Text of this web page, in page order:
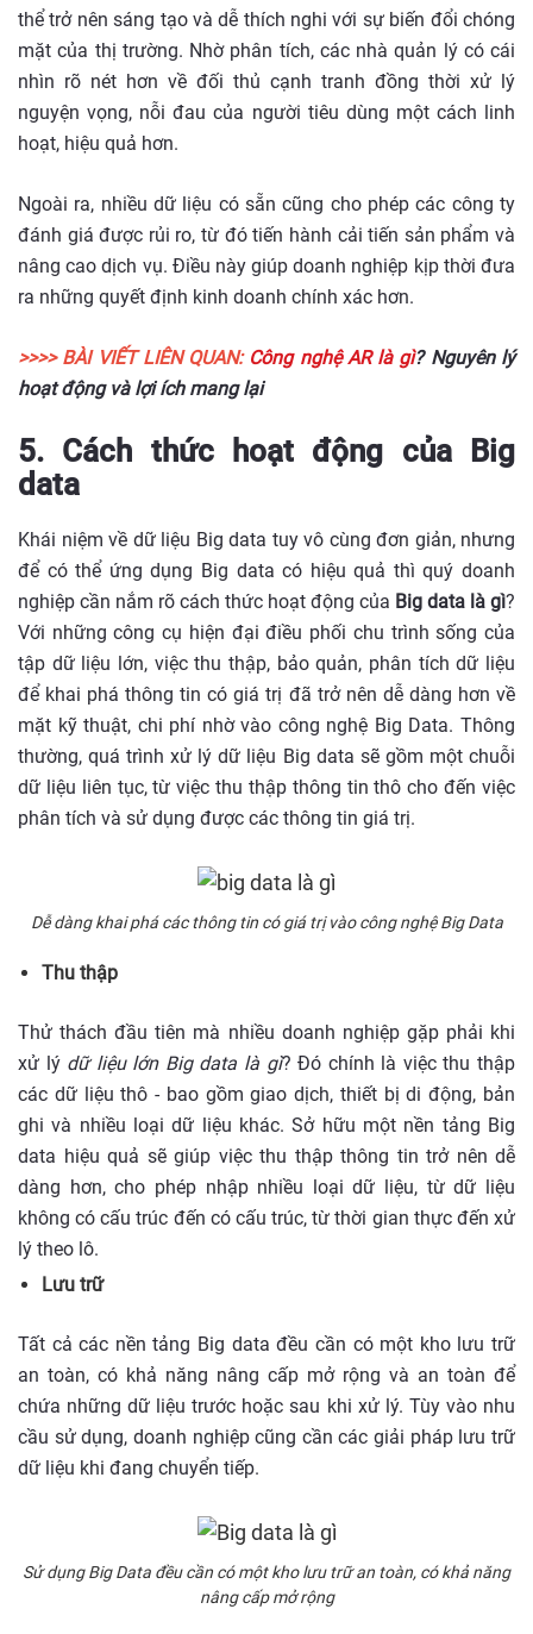
thể trở nên sáng tạo và dễ thích nghi với sự biến đổi chóng
mặt của thị trường. Nhờ phân tích, các nhà quản lý có cái
nhìn rõ nét hơn về đối thủ cạnh tranh đồng thời xử lý
nguyện vọng, nỗi đau của người tiêu dùng một cách linh
hoạt, hiệu quả hơn.
Ngoài ra, nhiều dữ liệu có sẵn cũng cho phép các công ty
đánh giá được rủi ro, từ đó tiến hành cải tiến sản phẩm và
nâng cao dịch vụ. Điều này giúp doanh nghiệp kịp thời đưa
ra những quyết định kinh doanh chính xác hơn.
>>>> BÀI VIẾT LIÊN QUAN: Công nghệ AR là gì? Nguyên lý
hoạt động và lợi ích mang lại
5. Cách thức hoạt động của Big
data
Khái niệm về dữ liệu Big data tuy vô cùng đơn giản, nhưng
để có thể ứng dụng Big data có hiệu quả thì quý doanh
nghiệp cần nắm rõ cách thức hoạt động của Big data là gì?
Với những công cụ hiện đại điều phối chu trình sống của
tập dữ liệu lớn, việc thu thập, bảo quản, phân tích dữ liệu
để khai phá thông tin có giá trị đã trở nên dễ dàng hơn về
mặt kỹ thuật, chi phí nhờ vào công nghệ Big Data. Thông
thường, quá trình xử lý dữ liệu Big data sẽ gồm một chuỗi
dữ liệu liên tục, từ việc thu thập thông tin thô cho đến việc
phân tích và sử dụng được các thông tin giá trị.
Dễ dàng khai phá các thông tin có giá trị vào công nghệ Big Data
Thu thập
Thử thách đầu tiên mà nhiều doanh nghiệp gặp phải khi
xử lý dữ liệu lớn Big data là gì? Đó chính là việc thu thập
các dữ liệu thô - bao gồm giao dịch, thiết bị di động, bản
ghi và nhiều loại dữ liệu khác. Sở hữu một nền tảng Big
data hiệu quả sẽ giúp việc thu thập thông tin trở nên dễ
dàng hơn, cho phép nhập nhiều loại dữ liệu, từ dữ liệu
không có cấu trúc đến có cấu trúc, từ thời gian thực đến xử
lý theo lô.
Lưu trữ
Tất cả các nền tảng Big data đều cần có một kho lưu trữ
an toàn, có khả năng nâng cấp mở rộng và an toàn để
chứa những dữ liệu trước hoặc sau khi xử lý. Tùy vào nhu
cầu sử dụng, doanh nghiệp cũng cần các giải pháp lưu trữ
dữ liệu khi đang chuyển tiếp.
Sử dụng Big Data đều cần có một kho lưu trữ an toàn, có khả năng
nâng cấp mở rộng